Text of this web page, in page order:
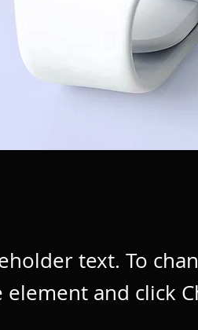
text. To
element and click